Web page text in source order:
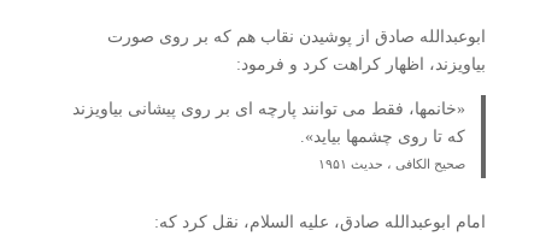
ابوعبدالله صادق از پوشیدن نقاب هم که بر روی صورت
بیاویزند، اظهار کراهت کرد و فرمود:
«خانمها، فقط می توانند پارچه ای بر روی پیشانی بیاویزند
که تا روی چشمها بیاید».
صحیح الکافی ، حدیث ۱۹۵۱
امام ابوعبدالله صادق، علیه السلام، نقل کرد که: